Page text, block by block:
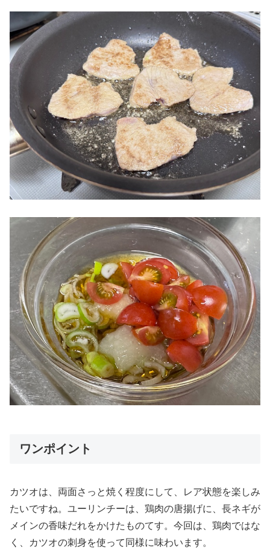
ワンポイント
カツオは、両面さっと焼く程度にして、レア状態を楽しみ
たいですね。ユーリンチーは、鶏肉の唐揚げに、長ネギが
メインの香味だれをかけたものてす。今回は、鶏肉ではな
く、カツオの刺身を使って同様に味わいます。